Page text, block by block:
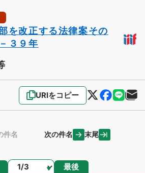
を改正する法律案その
３９年
URIをコピー
件名 次の件名 末尾
ページ 最後